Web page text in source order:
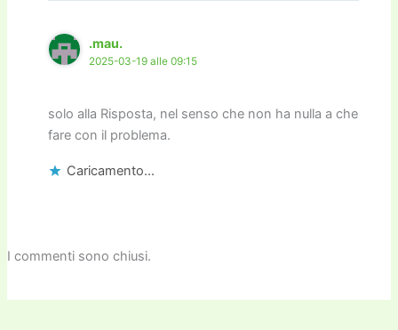
.mau.
2025-03-19 alle 09:15
solo alla Risposta, nel senso che non ha nulla a che
fare con il problema.
Caricamento...
I commenti sono chiusi.